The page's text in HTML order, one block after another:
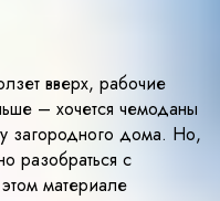
вверх, рабочие
– хочется чемоданы
загородного дома. Но,
разобраться с
материале